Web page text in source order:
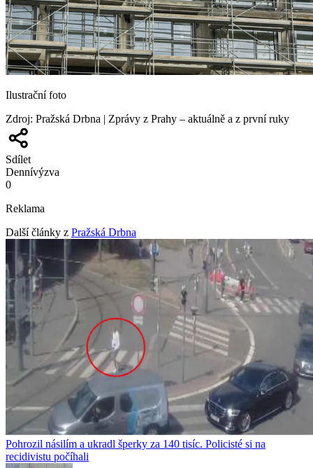
Ilustrační foto
Zdroj: Pražská Drbna | Zprávy z Prahy – aktuálně a z první ruky
Sdílet
Dennívýzva
0
Reklama
Další články z Pražská Drbna
Pohrozil násilím a ukradl šperky za 140 tisíc. Policisté si na
recidivistu počíhali